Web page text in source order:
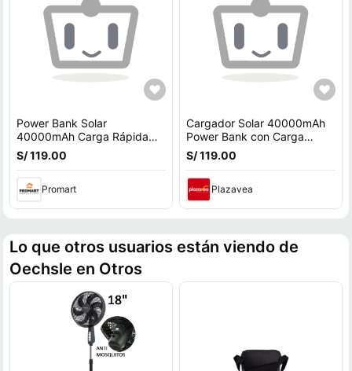
Power Bank Solar
40000mAh Carga Rápida
22.5W Inalámbrico
Resistente IP65 Verde
S/ 119.00
Promart
Cargador Solar 40000mAh
Power Bank con Carga
Rápida e Inalámbrica
Naranja
S/ 119.00
Plazavea
Lo que otros usuarios están viendo de
Oechsle en Otros